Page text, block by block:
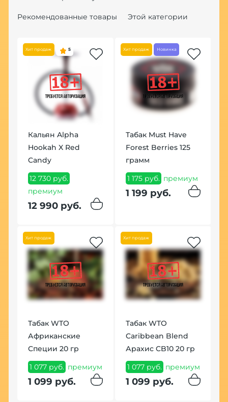
Рекомендованные товары Этой категории
Хит продаж 5
Кальян Alpha
Hookah X Red
Candy
12 730 руб.
премиум
12 990 руб.
Хит продаж Новинка
Табак Must Have
Forest Berries 125
грамм
1 175 руб. премиум
1 199 руб.
Хит продаж
Табак WTO
Африканские
Специи 20 гр
1 077 руб. премиум
1 099 руб.
Хит продаж
Табак WTO
Caribbean Blend
Арахис CB10 20 гр
1 077 руб. премиум
1 099 руб.